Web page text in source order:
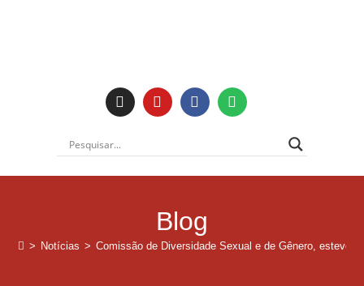
Blog
> Notícias > Comissão de Diversidade Sexual e de Gênero, esteve